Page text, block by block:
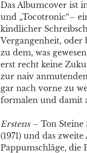
Das Albumcover ist
und „Tocotronic“–
kindlicher
Vergangenheit, oder
zu dem, was
erst recht keine
zur naiv
gar nach vorne zu
formalen und damit
Erstens – Ton Steine
(1971) und das
Pappumschläge, die